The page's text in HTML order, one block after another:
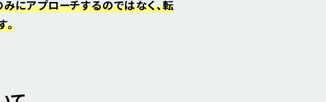
にアプローチするのではなく、転